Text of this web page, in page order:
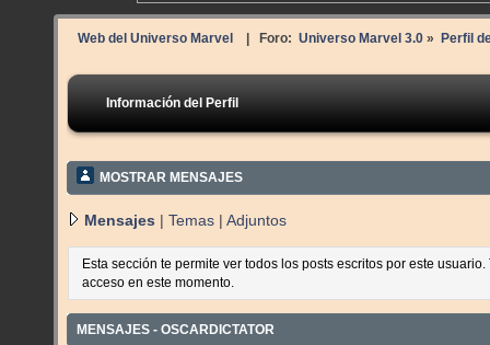
Web del Universo Marvel | Foro: Universo Marvel 3.0» Perfil
Información del Perfil
MOSTRAR MENSAJES
Mensajes | Temas | Adjuntos
Esta sección te permite ver todos los posts escritos por este
acceso en este momento.
MENSAJES - OSCARDICTATOR